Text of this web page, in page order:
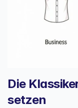
Die
setzen